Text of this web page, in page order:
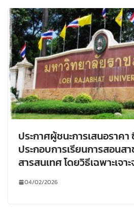
ประกาศผู้ชนะการเสนอราค
ประกอบการเรียนการสอนสา
สารสนเทศ โดยวิธีเฉพาะเจา
04/02/2026